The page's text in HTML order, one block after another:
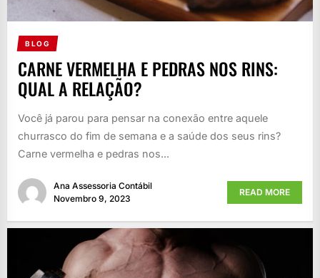
BLOG
CARNE VERMELHA E PEDRAS NOS RINS:
QUAL A RELAÇÃO?
Você já parou para pensar na conexão entre aquele
churrasco do fim de semana e a saúde dos seus rins?
Carne vermelha e pedras nos...
Ana Assessoria Contábil
Novembro 9, 2023
READ MORE